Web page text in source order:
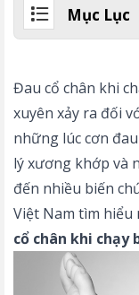
Mục Lục
Đau cổ chân khi
xuyên xảy ra đối
những lúc cơn
lý xương khớp và
đến nhiều biến
Việt Nam tìm hiểu
cổ chân khi chạy